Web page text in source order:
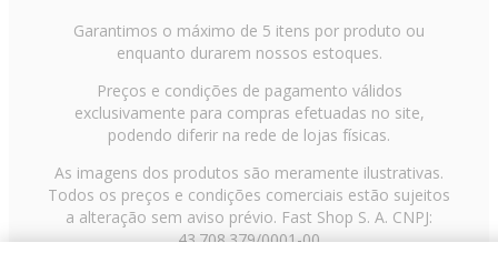
Garantimos o máximo de 5 itens por produto ou
enquanto durarem nossos estoques.
Preços e condições de pagamento válidos
exclusivamente para compras efetuadas no site,
podendo diferir na rede de lojas físicas.
As imagens dos produtos são meramente ilustrativas.
Todos os preços e condições comerciais estão sujeitos
a alteração sem aviso prévio. Fast Shop S. A. CNPJ:
43.708.379/0001-00